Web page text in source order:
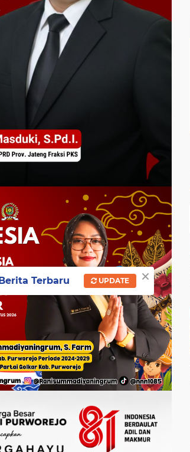
×
Berita Terbaru UPDATE